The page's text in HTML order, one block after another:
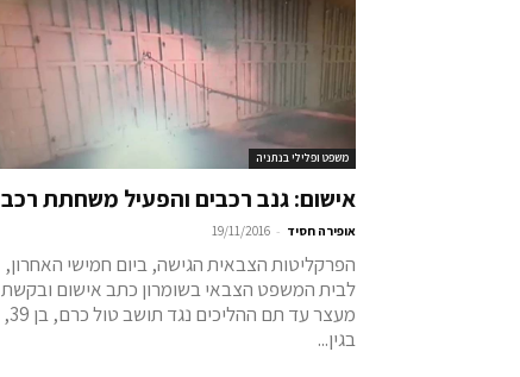
משפט ופלילי בנתניה
אישום: גנב רכבים והפעיל משחתת רכב
אופירה חסיד -
19/11/2016
הפרקליטות הצבאית הגישה, ביום חמישי האחרון,
לבית המשפט הצבאי בשומרון כתב אישום ובקשת
מעצר עד תם ההליכים נגד תושב טול כרם, בן 39,
בגין...